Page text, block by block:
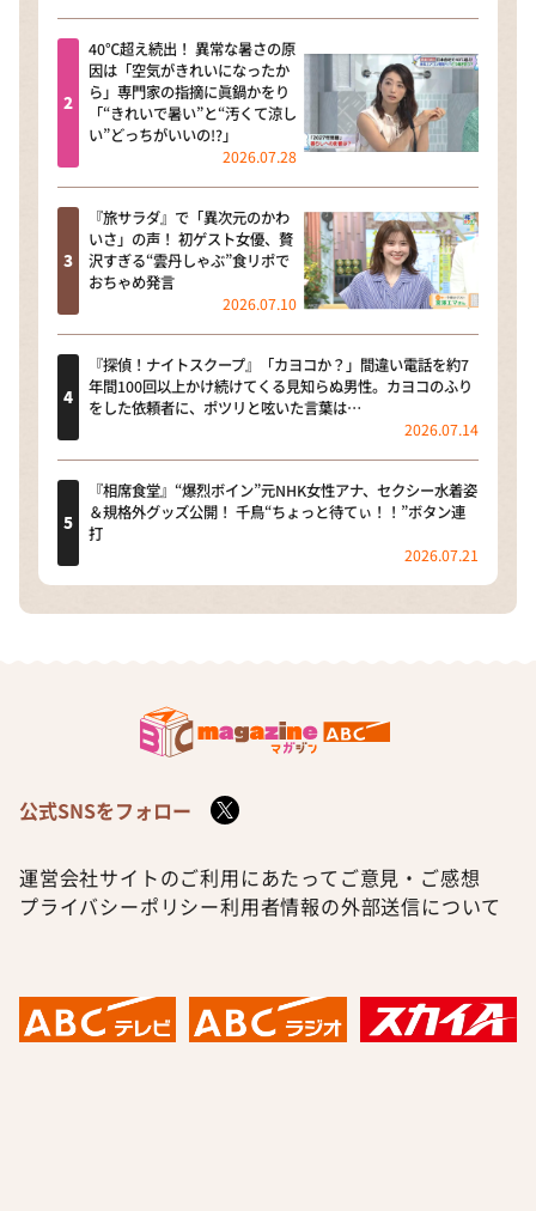
40℃超え続出！ 異常な暑さの原
因は「空気がきれいになったか
ら」専門家の指摘に眞鍋かをり
「“きれいで暑い”と“汚くて涼し
い”どっちがいいの!?」
2026.07.28
『旅サラダ』で「異次元のかわ
いさ」の声！ 初ゲスト女優、贅
沢すぎる“雲丹しゃぶ”食リポで
おちゃめ発言
2026.07.10
『探偵！ナイトスクープ』「カヨコか？」間違い電話を約7
年間100回以上かけ続けてくる見知らぬ男性。カヨコのふり
をした依頼者に、ポツリと呟いた言葉は…
2026.07.14
『相席食堂』“爆烈ボイン”元NHK女性アナ、セクシー水着姿
＆規格外グッズ公開！ 千鳥“ちょっと待てぃ！！”ボタン連
打
2026.07.21
公式SNSをフォロー
運営会社サイトのご利用にあたって ご意見・ご感想
プライバシーポリシー利用者情報の外部送信について